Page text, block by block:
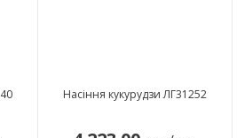
Насіння кукурудзи ЛГ31252